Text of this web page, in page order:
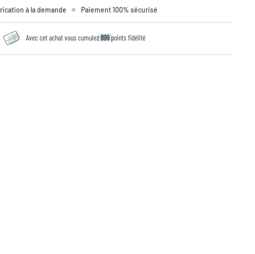
à la demande Paiement 100% sécurisé
Avec cet achat vous cumulez899 points fidélité